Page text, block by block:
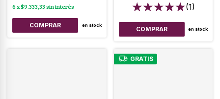
6x$9.333,33sin interés
en stock
(1)
en stock
GRATIS